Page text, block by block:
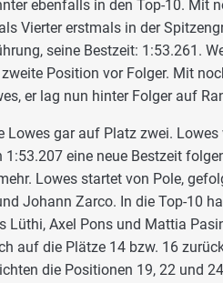
ebenfalls in den Top-10. Mit
Vierter erstmals in der
seine Bestzeit: 1:53.261.
Position vor Folger. Mit
er lag nun hinter Folger auf
Lowes gar auf Platz zwei.
eine neue Bestzeit
Lowes startet von Pole,
Johann Zarco. In die Top-10
Lüthi, Axel Pons und Mattia
auf die Plätze 14 bzw. 16
die Positionen 19, 22 und